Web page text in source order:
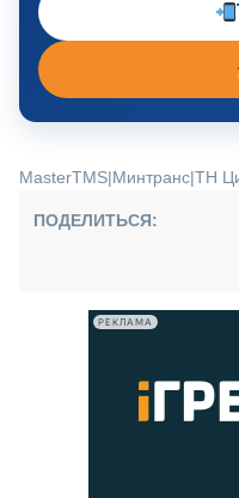
MasterTMS|Минтранс|ТН
ПОДЕЛИТЬСЯ:
РЕКЛАМА